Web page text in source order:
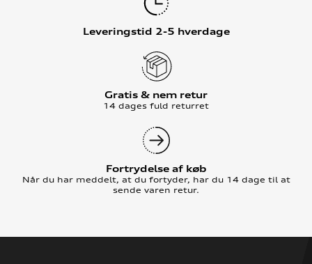
Leveringstid 2-5 hverdage
Gratis & nem retur
14 dages fuld returret
Fortrydelse af køb
Når du har meddelt, at du fortyder, har du 14 dage til at
sende varen retur.